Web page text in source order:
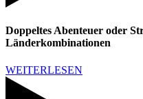
Doppeltes Abenteuer oder
Länderkombinationen
WEITERLESEN